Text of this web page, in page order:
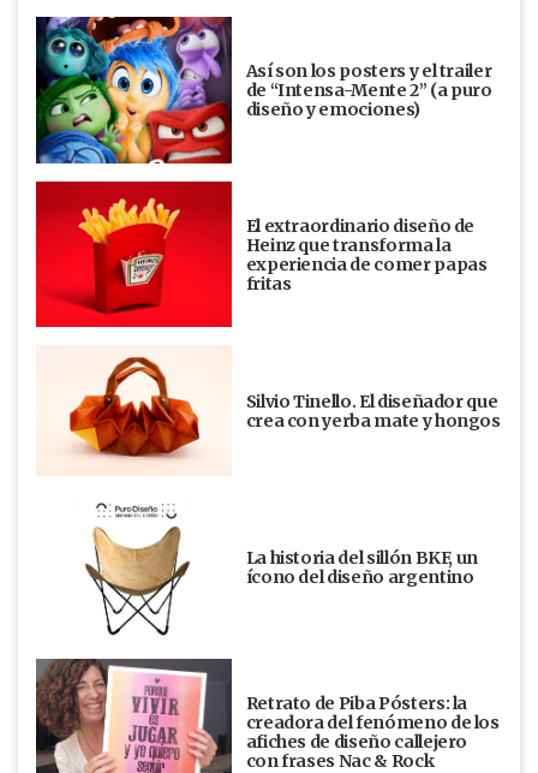
Así son los posters y el trailer
de “Intensa-Mente 2” (a puro
diseño y emociones)
El extraordinario diseño de
Heinz que transforma la
experiencia de comer papas
fritas
Silvio Tinello. El diseñador que
crea con yerba mate y hongos
La historia del sillón BKF, un
ícono del diseño argentino
Retrato de Piba Pósters: la
creadora del fenómeno de los
afiches de diseño callejero
con frases Nac & Rock